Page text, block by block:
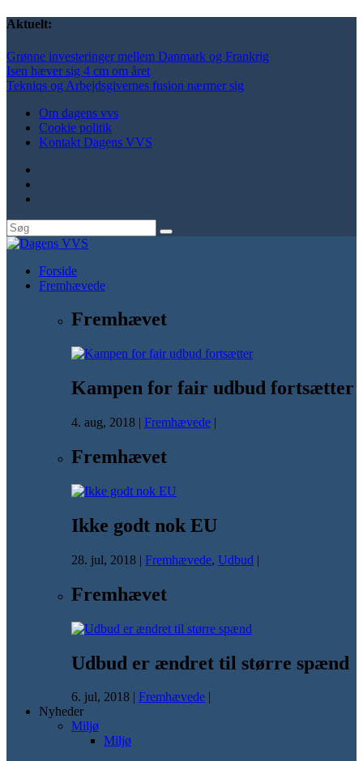
Aktuelt:
Grønne investeringer mellem Danmark og Frankrig
Isen hæver sig 4 cm om året
Tekniqs og Arbejdsgivernes fusion nærmer sig
Om dagens vvs
Cookie politik
Kontakt Dagens VVS
Forside
Fremhævede
Fremhævet
Kampen for fair udbud fortsætter
4. aug, 2018 | Fremhævede |
Fremhævet
Ikke godt nok EU
28. jul, 2018 | Fremhævede, Udbud |
Fremhævet
Udbud er ændret til større spænd
6. jul, 2018 | Fremhævede |
Nyheder
Miljø
Miljø